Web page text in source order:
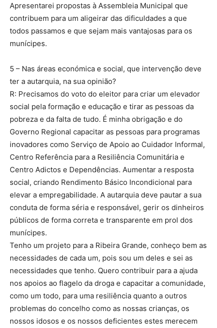
Apresentarei propostas à Assembleia Municipal que
contribuem para um aligeirar das dificuldades a que
todos passamos e que sejam mais vantajosas para os
munícipes.
5 – Nas áreas económica e social, que intervenção deve
ter a autarquia, na sua opinião?
R: Precisamos do voto do eleitor para criar um elevador
social pela formação e educação e tirar as pessoas da
pobreza e da falta de tudo. É minha obrigação e do
Governo Regional capacitar as pessoas para programas
inovadores como Serviço de Apoio ao Cuidador Informal,
Centro Referência para a Resiliência Comunitária e
Centro Adictos e Dependências. Aumentar a resposta
social, criando Rendimento Básico Incondicional para
elevar a empregabilidade. A autarquia deve pautar a sua
conduta de forma séria e responsável, gerir os dinheiros
públicos de forma correta e transparente em prol dos
munícipes.
Tenho um projeto para a Ribeira Grande, conheço bem as
necessidades de cada um, pois sou um deles e sei as
necessidades que tenho. Quero contribuir para a ajuda
nos apoios ao flagelo da droga e capacitar a comunidade,
como um todo, para uma resiliência quanto a outros
problemas do concelho como as nossas crianças, os
nossos idosos e os nossos deficientes estes merecem